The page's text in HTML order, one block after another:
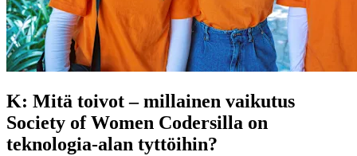
K: Mitä toivot – millainen vaikutus
Society of Women Codersilla on
teknologia-alan tyttöihin?